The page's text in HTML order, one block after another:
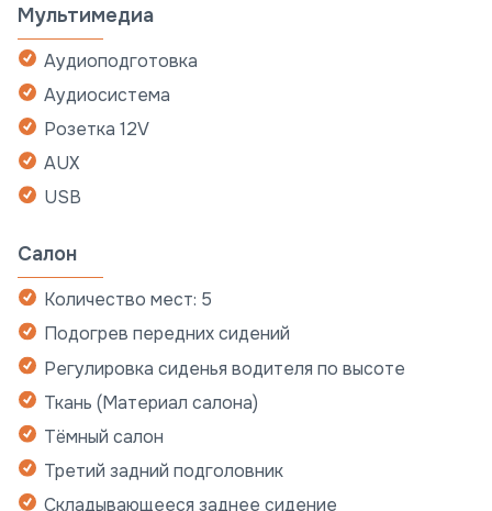
Мультимедиа
Аудиоподготовка
Аудиосистема
Розетка 12V
AUX
USB
Салон
Количество мест: 5
Подогрев передних сидений
Регулировка сиденья водителя по высоте
Ткань (Материал салона)
Тёмный салон
Третий задний подголовник
Складывающееся заднее сидение